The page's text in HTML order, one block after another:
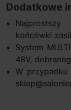
Dodatkowe
końcówki
System
48V,
W